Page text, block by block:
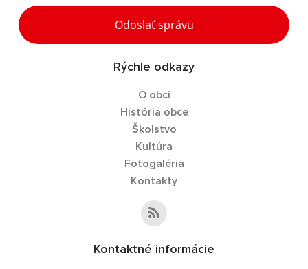
Odoslať správu
Rýchle odkazy
O obci
História obce
Školstvo
Kultúra
Fotogaléria
Kontakty
Kontaktné informácie